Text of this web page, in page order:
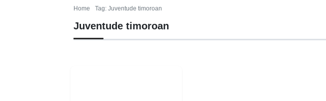
Home Tag: Juventude timoroan
Juventude timoroan